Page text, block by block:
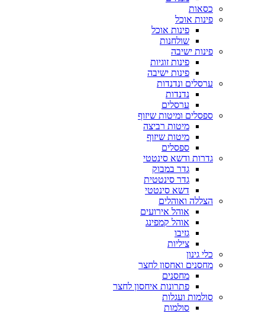
כסאות
פינות אוכל
פינות אוכל
שולחנות
פינות ישיבה
פינות זוגיות
פינות ישיבה
ערסלים ונדנדות
נדנדות
ערסלים
ספסלים ומיטות שיזוף
מיטות רביצה
מיטות שיזוף
ספסלים
גדרות ודשא סינטטי
גדר במבוק
גדר סינטטית
דשא סינטטי
הצללה ואוהלים
אוהל אירועים
אוהל קמפינג
גזיבו
ציליות
כלי גינון
מחסנים ואחסון לחצר
מחסנים
פתרונות איחסון לחצר
סולמות ועגלות
סולמות